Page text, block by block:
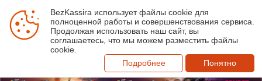
BezKassira использует файлы cookie для
полноценной работы и совершенствования сервиса.
Продолжая использовать наш сайт, вы
соглашаетесь, что мы можем разместить файлы
cookie.
Подробнее
Понятно